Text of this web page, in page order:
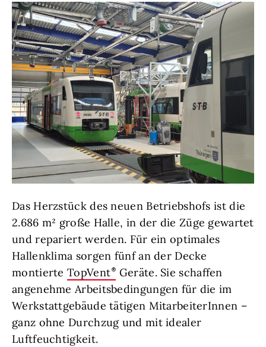
Das Herzstück des neuen Betriebshofs ist die
2.686 m² große Halle, in der die Züge gewartet
und repariert werden. Für ein optimales
Hallenklima sorgen fünf an der Decke
montierteTopVent
Geräte. Sie schaffen
angenehme Arbeitsbedingungen für die im
Werkstattgebäude tätigen MitarbeiterInnen –
ganz ohne Durchzug und mit idealer
Luftfeuchtigkeit.